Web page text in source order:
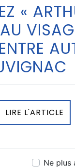
«
LIRE L'ARTICLE
Ne plus